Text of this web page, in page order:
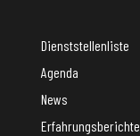
Dienststellenliste
Agenda
News
Erfahrungsberichte